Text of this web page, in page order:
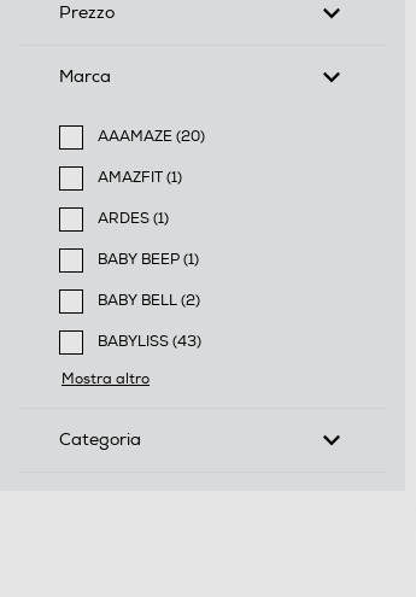
Prezzo
Marca
AAAMAZE (20)
Filtra per Marca: AAAMAZE
AMAZFIT (1)
Filtra per Marca: AMAZFIT
ARDES (1)
Filtra per Marca: ARDES
BABY BEEP (1)
Filtra per Marca: BABY BEEP
BABY BELL (2)
Filtra per Marca: BABY BELL
BABYLISS (43)
Filtra per Marca: BABYLISS
Mostra altro
Categoria